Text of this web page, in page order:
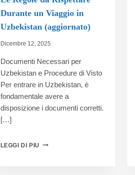
Durante un Viaggio in
Uzbekistan (aggiornato)
Dicembre 12, 2025
Documenti Necessari per
Uzbekistan e Procedure di Visto
Per entrare in Uzbekistan, è
fondamentale avere a
disposizione i documenti corretti.
[…]
LEGGI DI PIU